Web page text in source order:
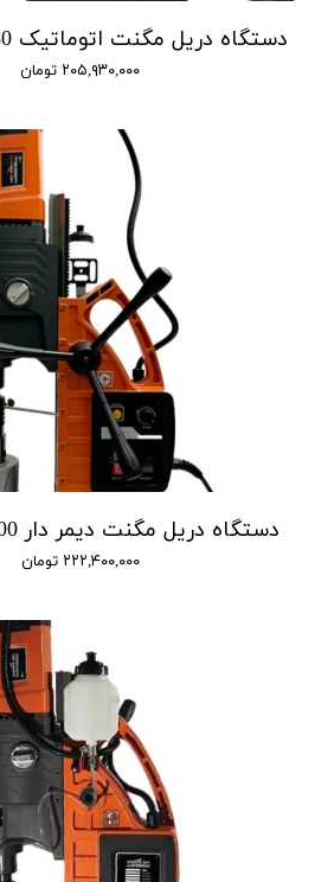
دستگاه دریل مگنت اتوماتیک AST-PRO/AT80
۲۰۵,۹۳۰,۰۰۰ تومان
دستگاه دریل مگنت دیمر دار AST-PRO/T100
۲۲۲,۴۰۰,۰۰۰ تومان